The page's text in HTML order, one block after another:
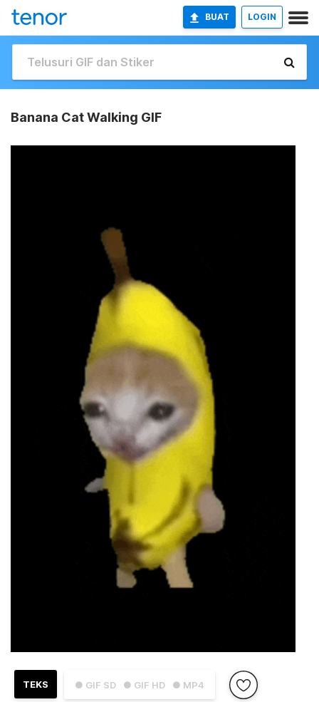
BUAT LOGIN
Banana Cat Walking GIF
● GIF SD ● GIF HD ● MP4
TEKS